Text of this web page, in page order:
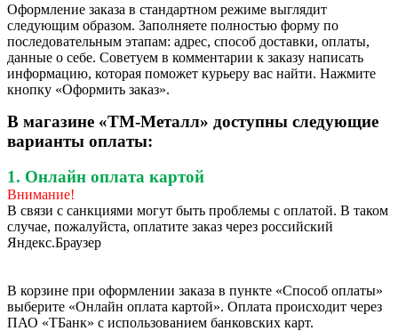
Оформление заказа в стандартном режиме выглядит
следующим образом. Заполняете полностью форму по
последовательным этапам: адрес, способ доставки, оплаты,
данные о себе. Советуем в комментарии к заказу написать
информацию, которая поможет курьеру вас найти. Нажмите
кнопку «Оформить заказ».
В магазине «ТМ-Металл» доступны следующие
варианты оплаты:
1. Онлайн оплата картой
Внимание!
В связи с санкциями могут быть проблемы с оплатой. В таком
случае, пожалуйста, оплатите заказ через российский
Яндекс.Браузер
В корзине при оформлении заказа в пункте «Способ оплаты»
выберите «Онлайн оплата картой». Оплата происходит через
ПАО «ТБанк» с использованием банковских карт.